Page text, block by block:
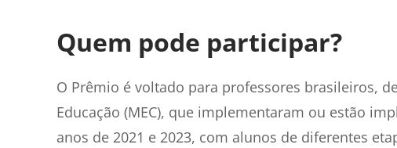
Quem pode participar?
O Prêmio é voltado para professores brasileiros,
Educação (MEC), que implementaram ou estão
anos de 2021 e 2023, com alunos de diferentes